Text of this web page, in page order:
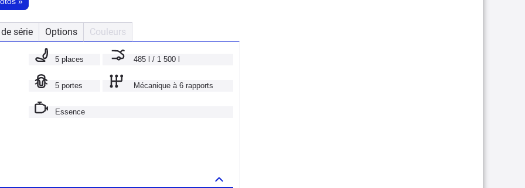
série Options Couleurs
5 places 485 l / 1 500 l
5 portes Mécanique à 6 rapports
Essence